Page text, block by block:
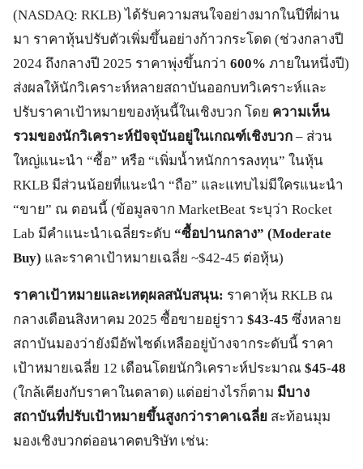
(NASDAQ: RKLB) ได้รับความสนใจอย่างมากในปีที่ผ่าน
มา ราคาหุ้นปรับตัวเพิ่มขึ้นอย่างก้าวกระโดด (ช่วงกลางปี
2024 ถึงกลางปี 2025 ราคาพุ่งขึ้นกว่า 600% ภายในหนึ่งปี)
ส่งผลให้นักวิเคราะห์หลายสถาบันออกบทวิเคราะห์และ
ปรับราคาเป้าหมายของหุ้นนี้ในเชิงบวก โดย ความเห็น
รวมของนักวิเคราะห์ปัจจุบันอยู่ในเกณฑ์เชิงบวก – ส่วน
ใหญ่แนะนำ “ซื้อ” หรือ “เพิ่มน้ำหนักการลงทุน” ในหุ้น
RKLB มีส่วนน้อยที่แนะนำ “ถือ” และแทบไม่มีใครแนะนำ
“ขาย” ณ ตอนนี้ (ข้อมูลจาก MarketBeat ระบุว่า Rocket
Lab มีคำแนะนำเฉลี่ยระดับ “ซื้อปานกลาง” (Moderate
Buy) และราคาเป้าหมายเฉลี่ย ~$42-45 ต่อหุ้น)
ราคาเป้าหมายและเหตุผลสนับสนุน: ราคาหุ้น RKLB ณ
กลางเดือนสิงหาคม 2025 ซื้อขายอยู่ราว $43-45 ซึ่งหลาย
สถาบันมองว่ายังมีอัพไซด์เหลืออยู่บ้างจากระดับนี้ ราคา
เป้าหมายเฉลี่ย 12 เดือนโดยนักวิเคราะห์ประมาณ $45-48
(ใกล้เคียงกับราคาในตลาด) แต่อย่างไรก็ตาม มีบาง
สถาบันที่ปรับเป้าหมายขึ้นสูงกว่าราคาเฉลี่ย สะท้อนมุม
มองเชิงบวกต่ออนาคตบริษัท เช่น: